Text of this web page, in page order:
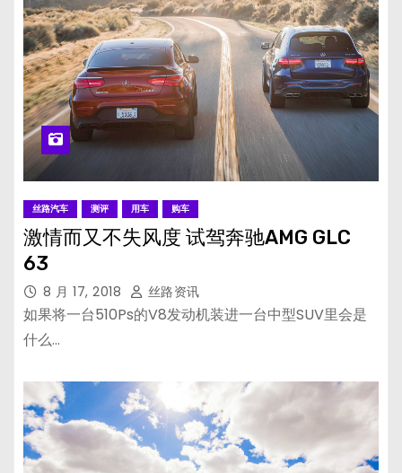
丝路汽车 测评 用车 购车
激情而又不失风度 试驾奔驰AMG GLC
63
8 月 17, 2018 丝路资讯
如果将一台510Ps的V8发动机装进一台中型SUV里会是
什么…